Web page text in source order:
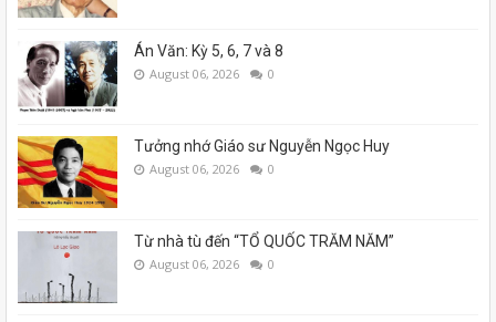
Án Văn: Kỳ 5, 6, 7 và 8
August 06, 2026 0
Tưởng nhớ Giáo sư Nguyễn Ngọc Huy
August 06, 2026 0
Từ nhà tù đến “TỔ QUỐC TRĂM NĂM”
August 06, 2026 0